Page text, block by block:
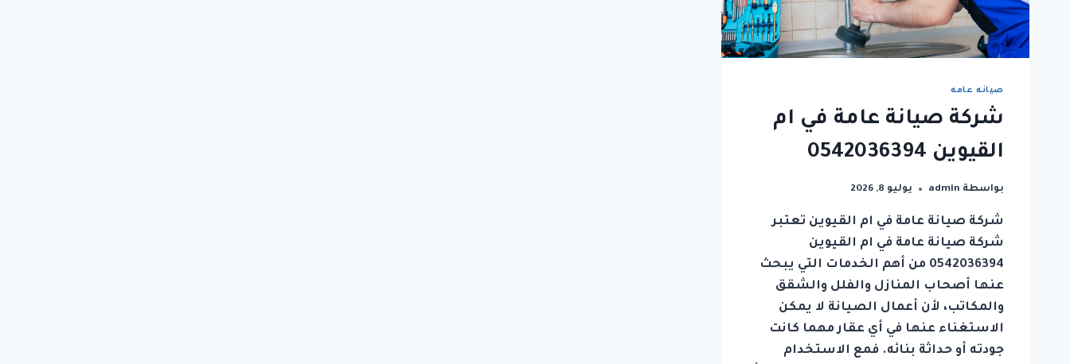
صيانه عامه
شركة صيانة عامة في ام
القيوين 0542036394
بواسطة admin يوليو 8, 2026
شركة صيانة عامة في ام القيوين تعتبر
شركة صيانة عامة في ام القيوين
0542036394 من أهم الخدمات التي يبحث
عنها أصحاب المنازل والفلل والشقق
والمكاتب، لأن أعمال الصيانة لا يمكن
الاستغناء عنها في أي عقار مهما كانت
جودته أو حداثة بنائه. فمع الاستخدام